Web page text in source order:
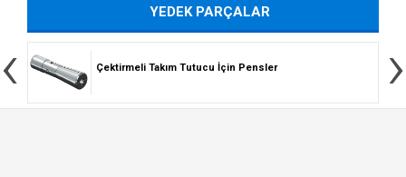
YEDEK PARÇALAR
Çektirmeli Takım Tutucu İçin Pensler
‹ ›